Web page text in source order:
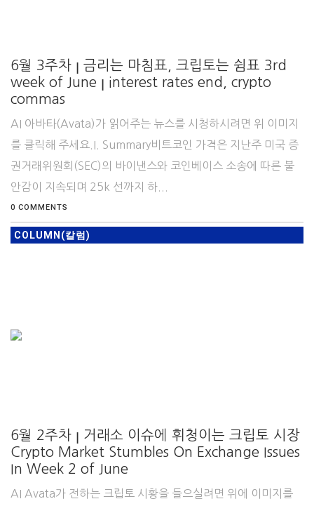
6월 3주차 ꞁ 금리는 마침표, 크립토는 쉼표 3rd
week of June ꞁ interest rates end, crypto
commas
AI 아바타(Avata)가 읽어주는 뉴스를 시청하시려면 위 이미지
를 클릭해 주세요.I. Summary비트코인 가격은 지난주 미국 증
권거래위원회(SEC)의 바이낸스와 코인베이스 소송에 따른 불
안감이 지속되며 25k 선까지 하...
0 COMMENTS
COLUMN(칼럼)
6월 2주차 ꞁ 거래소 이슈에 휘청이는 크립토 시장
Crypto Market Stumbles On Exchange Issues
In Week 2 of June
AI Avata가 전하는 크립토 시황을 들으실려면 위에 이미지를